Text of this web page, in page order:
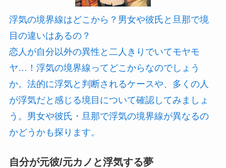
浮気の境界線はどこから？男女や彼氏と旦那で境
目の違いはあるの？
恋人が自分以外の異性と二人きりでいてモヤモ
ヤ…！浮気の境界線ってどこからなのでしょう
か。法的に浮気と判断されるケースや、多くの人
が浮気だと感じる境目について確認してみましょ
う。男女や彼氏・旦那で浮気の境界線が異なるの
かどうかも探ります。
自分が元彼/元カノと浮気する夢